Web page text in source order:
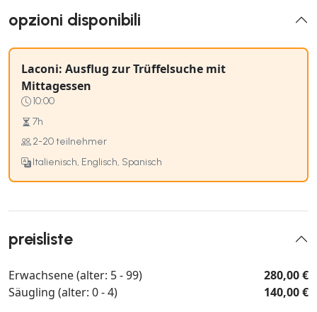
opzioni disponibili
Laconi: Ausflug zur Trüffelsuche mit
Mittagessen
10:00
7h
2-20 teilnehmer
Italienisch, Englisch, Spanisch
preisliste
Erwachsene (alter: 5 - 99)
280,00 €
Säugling (alter: 0 - 4)
140,00 €